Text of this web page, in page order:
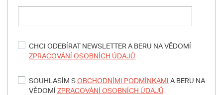
CHCI ODEBÍRAT NEWSLETTER A BERU NA VĚDOMÍ
ZPRACOVÁNÍ OSOBNÍCH ÚDAJŮ
SOUHLASÍM SOBCHODNÍMI PODMÍNKAMI A BERU NA
VĚDOMÍ ZPRACOVÁNÍ OSOBNÍCH ÚDAJŮ